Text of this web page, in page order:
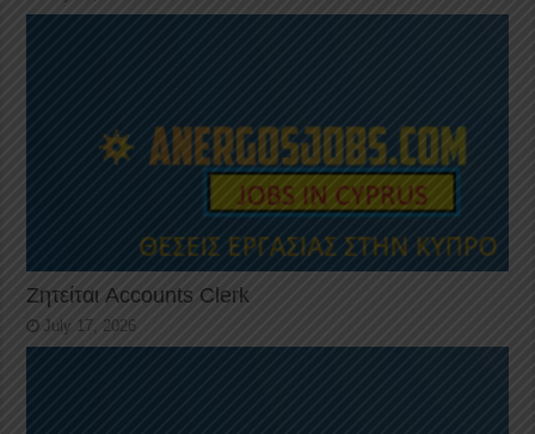
Ζητείται Accounts Clerk
July 17, 2026